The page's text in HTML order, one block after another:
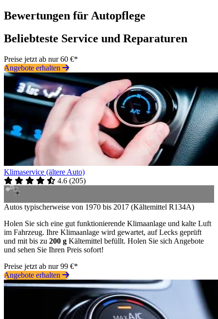
Bewertungen für Autopflege
Beliebteste Service und Reparaturen
Preise jetzt ab nur 60 €*
Angebote erhalten
Klimaservice (ältere Auto)
4.6 (205)
Autos typischerweise von 1970 bis 2017 (Kältemittel R134A)
Holen Sie sich eine gut funktionierende Klimaanlage und kalte Luft
im Fahrzeug. Ihre Klimaanlage wird gewartet, auf Lecks geprüft
und mit bis zu 200 g Kältemittel befüllt. Holen Sie sich Angebote
und sehen Sie Ihren Preis sofort!
Preise jetzt ab nur 99 €*
Angebote erhalten